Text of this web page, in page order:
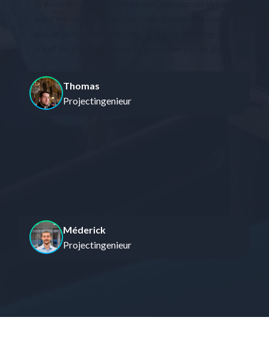
Thomas
Projectingenieur
Méderick
Projectingenieur